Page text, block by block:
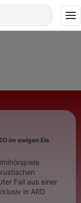
im ewigen Eis
Fall aus einer
in ARD